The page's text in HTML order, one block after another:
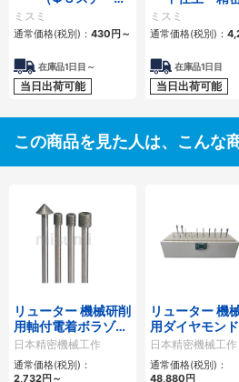
シャンク）
ミスミ
通常価格(税別)： 430円 ～
在庫品1日目～
当日出荷可能
用
ミスミ
通常価格(税別)：
在庫品1日目
当日出荷可能
この商品を見た人は、こんな
リューター 機械研削
用軸付電着ボラゾン
砥石（インターナル
研削用）
日本精密機械工作
通常価格(税別)：
2,732円 ～
リューター 機
用ダイヤモン
セット（インタ
ル研削用）
日本精密機械工作
通常価格(税別)：
48,880円